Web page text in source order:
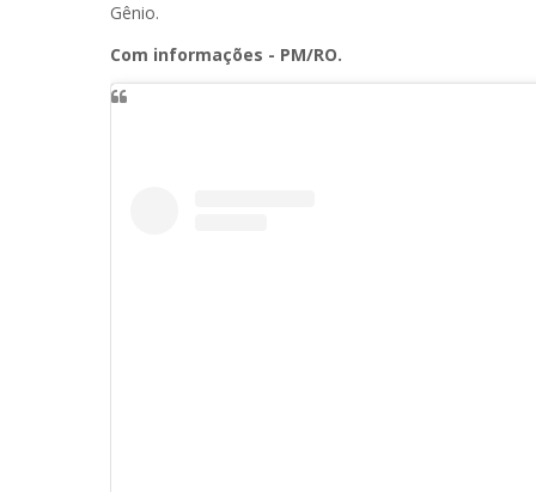
Gênio.
Com informações - PM/RO.